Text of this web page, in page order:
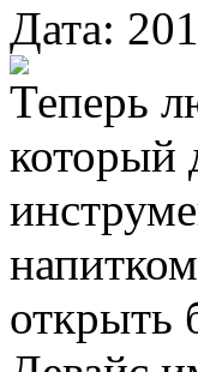
Дата:
Теперь
который
открыть